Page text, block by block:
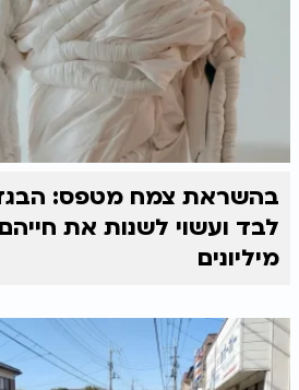
בהשראת צמח מטפס:
לבד ועשוי לשנות את
מיליונים